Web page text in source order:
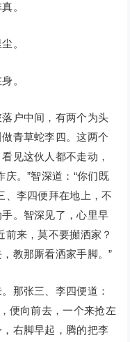
。
。
。
户中间，有两个为头
青草蛇李四。这两个
见这伙人都不走动，
庆。”智深道：“你们既
、李四便拜在地上，不
。智深见了，心里早
前来，莫不要攧洒家？
教那厮看洒家手脚。”
那张三、李四便道：
便向前去，一个来抢左
右脚早起，腾的把李